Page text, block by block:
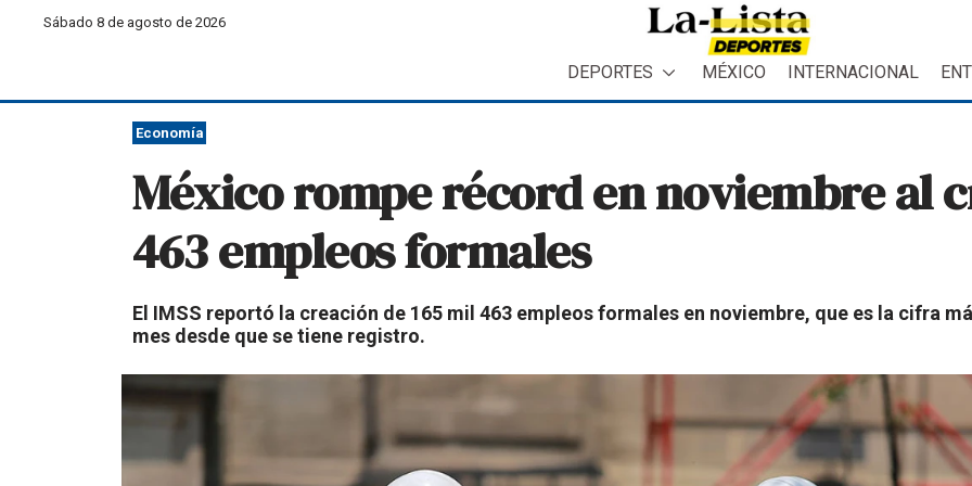
Sábado 8 de agosto de 2026
DEPORTES MÉXICO INTERNACIONAL
Economía
México rompe récord en noviembre al
463 empleos formales
El IMSS reportó la creación de 165 mil 463 empleos formales en noviembre, que es la cifra
mes desde que se tiene registro.